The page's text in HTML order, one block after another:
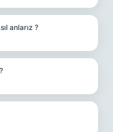
anlarız ?